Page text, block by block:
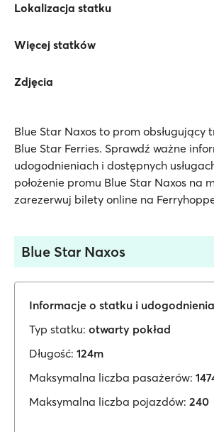
Lokalizacja statku
Więcej statków
Zdjęcia
Blue Star Naxos to prom obsługujący
Blue Star Ferries. Sprawdź ważne
udogodnieniach i dostępnych
położenie promu Blue Star Naxos na
zarezerwuj bilety online na
Blue Star Naxos
Informacje o statku i
Typ statku: otwarty pokład
Długość: 124m
Maksymalna liczba pasażerów:
Maksymalna liczba pojazdów: 240